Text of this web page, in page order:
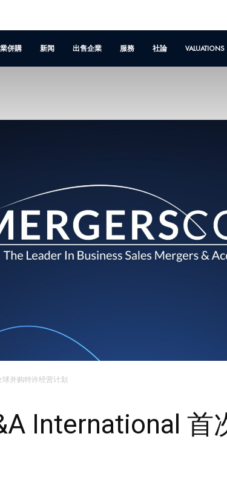
併購 新闻 出售企業 服務 社論 VALUATIONS
并购特许经营计划
International 首